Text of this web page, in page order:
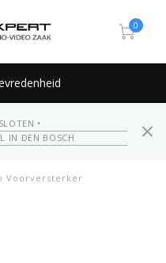
0
•
IN DEN BOSCH
Voorversterker